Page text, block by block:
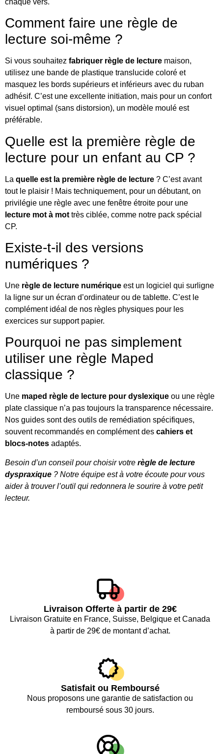
Comment faire une règle de
lecture soi-même ?
Si vous souhaitez fabriquer règle de lecture maison,
utilisez une bande de plastique translucide coloré et
masquez les bords supérieurs et inférieurs avec du ruban
adhésif. C’est une excellente initiation, mais pour un confort
visuel optimal (sans distorsion), un modèle moulé est
préférable.
Quelle est la première règle de
lecture pour un enfant au CP ?
La quelle est la première règle de lecture ? C’est avant
tout le plaisir ! Mais techniquement, pour un débutant, on
privilégie une règle avec une fenêtre étroite pour une
lecture mot à mot très ciblée, comme notre pack spécial
CP.
Existe-t-il des versions
numériques ?
Une règle de lecture numérique est un logiciel qui surligne
la ligne sur un écran d’ordinateur ou de tablette. C’est le
complément idéal de nos règles physiques pour les
exercices sur support papier.
Pourquoi ne pas simplement
utiliser une règle Maped
classique ?
Une maped règle de lecture pour dyslexique ou une règle
plate classique n’a pas toujours la transparence nécessaire.
Nos guides sont des outils de remédiation spécifiques,
souvent recommandés en complément des cahiers et
blocs-notes adaptés.
Besoin d’un conseil pour choisir votre règle de lecture
dyspraxique ? Notre équipe est à votre écoute pour vous
aider à trouver l’outil qui redonnera le sourire à votre petit
lecteur.
Livraison Offerte à partir de 29€
Livraison Gratuite en France, Suisse, Belgique et Canada
à partir de 29€ de montant d’achat.
Satisfait ou Remboursé
Nous proposons une garantie de satisfaction ou
remboursé sous 30 jours.